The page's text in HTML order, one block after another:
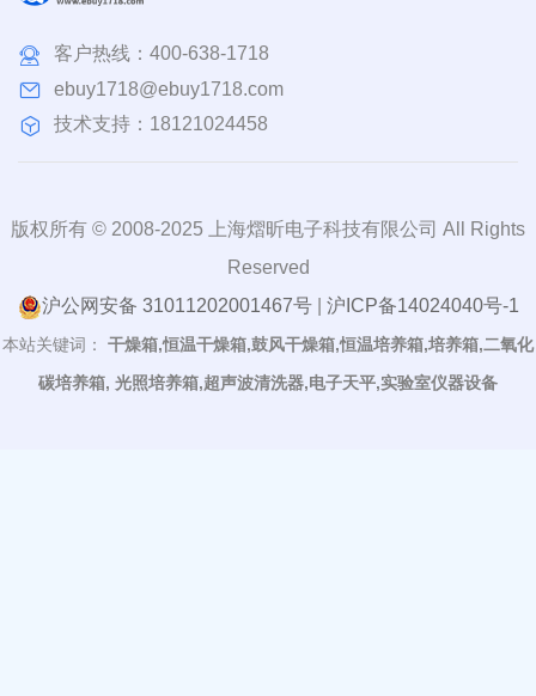
客户热线： 400-638-1718
ebuy1718@ebuy1718.com
技术支持：18121024458
版权所有 © 2008-2025 上海熠昕电子科技有限公司 All Rights
Reserved
沪公网安备 31011202001467号| 沪ICP备14024040号-1
本站关键词：
干燥箱,恒温干燥箱,鼓风干燥箱,恒温培养箱,培养箱,二氧化
碳培养箱, 光照培养箱,超声波清洗器,电子天平,实验室仪器设备